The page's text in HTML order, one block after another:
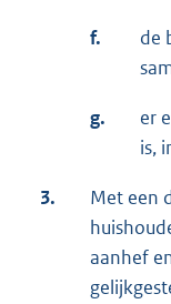
f.
de
g.
er
is,
3.
Met een
aanhef